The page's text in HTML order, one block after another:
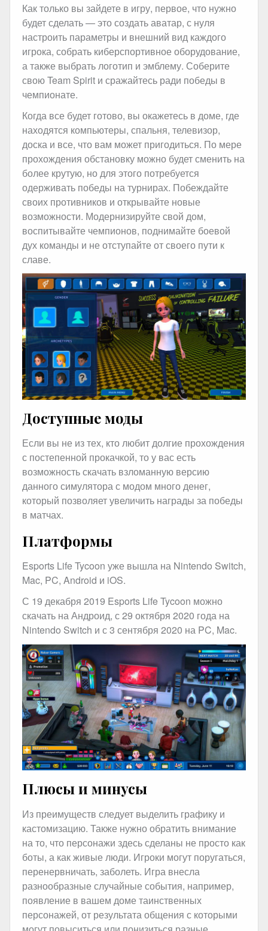
Как только вы зайдете в игру, первое, что нужно
будет сделать — это создать аватар, с нуля
настроить параметры и внешний вид каждого
игрока, собрать киберспортивное оборудование,
а также выбрать логотип и эмблему. Соберите
свою Team Spirit и сражайтесь ради победы в
чемпионате.
Когда все будет готово, вы окажетесь в доме, где
находятся компьютеры, спальня, телевизор,
доска и все, что вам может пригодиться. По мере
прохождения обстановку можно будет сменить на
более крутую, но для этого потребуется
одерживать победы на турнирах. Побеждайте
своих противников и открывайте новые
возможности. Модернизируйте свой дом,
воспитывайте чемпионов, поднимайте боевой
дух команды и не отступайте от своего пути к
славе.
Доступные моды
Если вы не из тех, кто любит долгие прохождения
с постепенной прокачкой, то у вас есть
возможность скачать взломанную версию
данного симулятора с модом много денег,
который позволяет увеличить награды за победы
в матчах.
Платформы
Esports Life Tycoon уже вышла на Nintendo Switch,
Mac, PC, Android и iOS.
С 19 декабря 2019 Esports Life Tycoon можно
скачать на Андроид, с 29 октября 2020 года на
Nintendo Switch и с 3 сентября 2020 на PC, Mac.
Плюсы и минусы
Из преимуществ следует выделить графику и
кастомизацию. Также нужно обратить внимание
на то, что персонажи здесь сделаны не просто как
боты, а как живые люди. Игроки могут поругаться,
перенервничать, заболеть. Игра внесла
разнообразные случайные события, например,
появление в вашем доме таинственных
персонажей, от результата общения с которыми